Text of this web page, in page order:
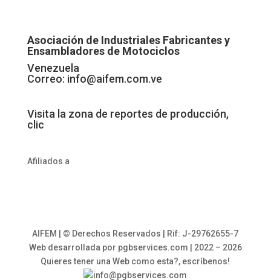
Asociación de Industriales Fabricantes y
Ensambladores de Motociclos
Venezuela
Correo: info@aifem.com.ve
Visita la zona de reportes de producción,
clic
Afiliados a
AIFEM | © Derechos Reservados | Rif: J-29762655-7
Web desarrollada por pgbservices.com | 2022 – 2026
Quieres tener una Web como esta?, escríbenos!
info@pgbservices.com